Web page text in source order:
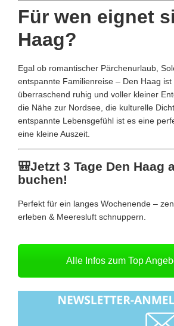
Für wen eignet
Haag?
Egal ob romantischer Pärchenurlaub,
entspannte Familienreise – Den Haag ist
überraschend ruhig und voller kleiner
die Nähe zur Nordsee, die kulturelle
entspannte Lebensgefühl ist es eine
eine kleine Auszeit.
🎒Jetzt 3 Tage Den Haag
buchen!
Perfekt für ein langes Wochenende –
erleben & Meeresluft schnuppern.
Alle Infos zum Top